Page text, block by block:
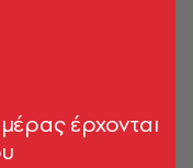
Ήταν όμως
της τσάντα ;
έρχονται